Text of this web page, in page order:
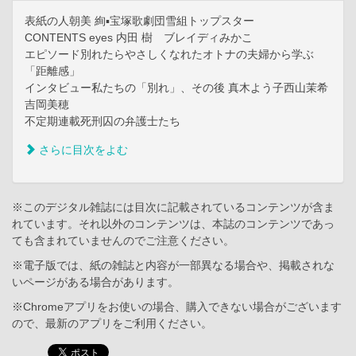
表紙の人朝美 絢▪宝塚歌劇団雪組トップスター
CONTENTS eyes 内田 樹 ブレイディみかこ
エピソード別れたらやさしくなれたオトナの夫婦から学ぶ
「距離感」
インタビュー私たちの「別れ」、その後 真木よう子西山茉希
吉岡美穂
不定期連載死刑囚の弁護士たち
さらに目次をよむ
※このデジタル雑誌には目次に記載されているコンテンツが含ま
れています。それ以外のコンテンツは、本誌のコンテンツであっ
ても含まれていませんのでご注意ください。
※電子版では、紙の雑誌と内容が一部異なる場合や、掲載されな
いページがある場合があります。
※Chromeアプリをお使いの場合、購入できない場合がございます
ので、最新のアプリをご利用ください。